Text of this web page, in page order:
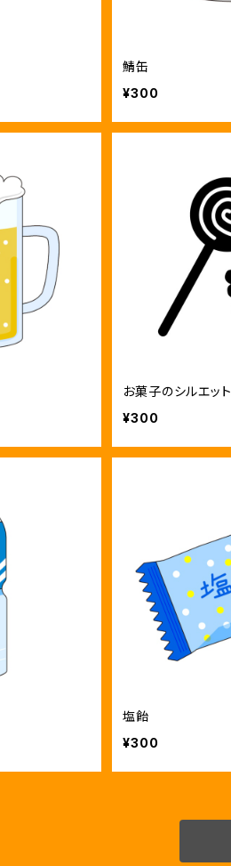
鯖缶
¥300
お菓子のシルエット
¥300
塩飴
¥300